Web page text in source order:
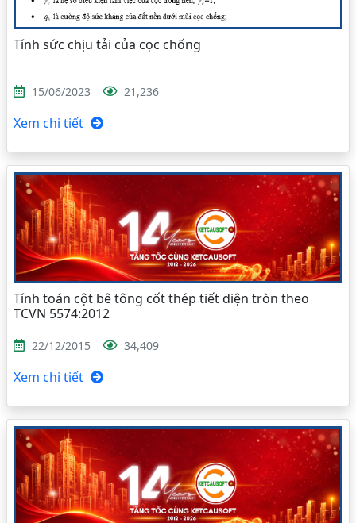
Tính sức chịu tải của cọc chống
15/06/2023 21,236
Xem chi tiết
Tính toán cột bê tông cốt thép tiết diện tròn theo
TCVN 5574:2012
22/12/2015 34,409
Xem chi tiết